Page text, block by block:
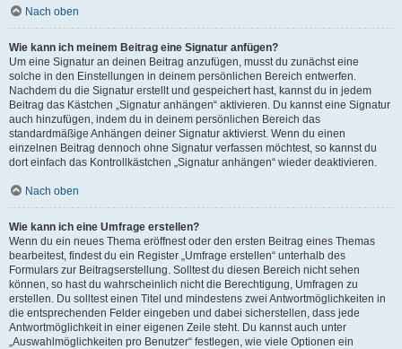
Nach oben
Wie kann ich meinem Beitrag eine Signatur anfügen?
Um eine Signatur an deinen Beitrag anzufügen, musst du zunächst eine
solche in den Einstellungen in deinem persönlichen Bereich entwerfen.
Nachdem du die Signatur erstellt und gespeichert hast, kannst du in jedem
Beitrag das Kästchen „Signatur anhängen“ aktivieren. Du kannst eine Signatur
auch hinzufügen, indem du in deinem persönlichen Bereich das
standardmäßige Anhängen deiner Signatur aktivierst. Wenn du einen
einzelnen Beitrag dennoch ohne Signatur verfassen möchtest, so kannst du
dort einfach das Kontrollkästchen „Signatur anhängen“ wieder deaktivieren.
Nach oben
Wie kann ich eine Umfrage erstellen?
Wenn du ein neues Thema eröffnest oder den ersten Beitrag eines Themas
bearbeitest, findest du ein Register „Umfrage erstellen“ unterhalb des
Formulars zur Beitragserstellung. Solltest du diesen Bereich nicht sehen
können, so hast du wahrscheinlich nicht die Berechtigung, Umfragen zu
erstellen. Du solltest einen Titel und mindestens zwei Antwortmöglichkeiten in
die entsprechenden Felder eingeben und dabei sicherstellen, dass jede
Antwortmöglichkeit in einer eigenen Zeile steht. Du kannst auch unter
„Auswahlmöglichkeiten pro Benutzer“ festlegen, wie viele Optionen ein